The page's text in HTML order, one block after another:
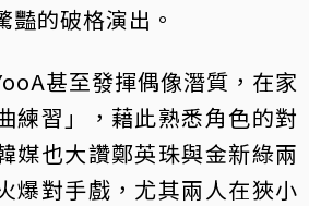
豔的破格演出。
甚至發揮偶像潛質，在家
練習」，藉此熟悉角色的對
媒也大讚鄭英珠與金新綠兩
爆對手戲，尤其兩人在狹小